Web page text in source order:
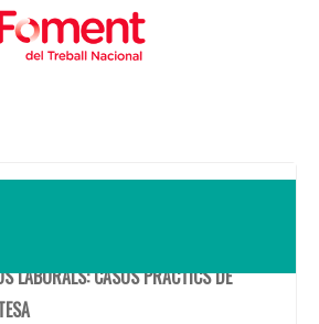
LABORALS: CASOS PRÀCTICS DE